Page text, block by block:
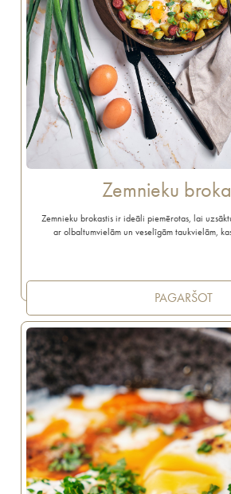
Zemnieku
Zemnieku brokastis ir ideāli piemērotas, lai
ar olbaltumvielām un veselīgām taukvielām,
PAGARŠOT